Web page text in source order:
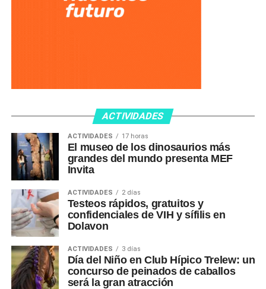
ACTIVIDADES
ACTIVIDADES 17 horas
El museo de los dinosaurios más
grandes del mundo presenta MEF
Invita
ACTIVIDADES 2 días
Testeos rápidos, gratuitos y
confidenciales de VIH y sífilis en
Dolavon
ACTIVIDADES 3 días
Día del Niño en Club Hípico Trelew: un
concurso de peinados de caballos
será la gran atracción